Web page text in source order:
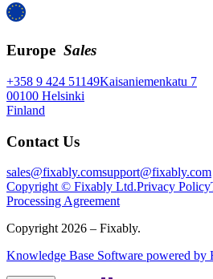
Europe Sales
+358 9 424 51149Kaisaniemenkatu 7
00100 Helsinki
Finland
Contact Us
sales@fixably.comsupport@fixably.com
Copyright © Fixably Ltd.Privacy Policy
Processing Agreement
Copyright 2026 – Fixably.
Knowledge Base Software powered by